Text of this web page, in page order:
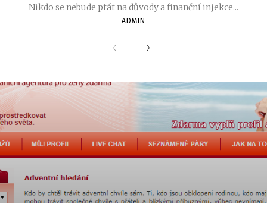
Nikdo se nebude ptát na důvody a finanční injekce...
ADMIN